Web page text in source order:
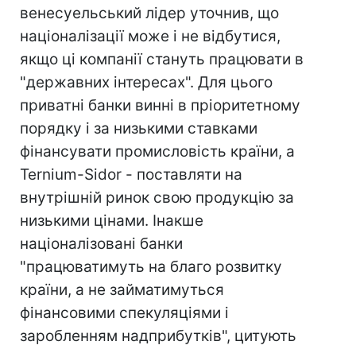
венесуельський лідер уточнив, що
націоналізації може і не відбутися,
якщо ці компанії стануть працювати в
"державних інтересах". Для цього
приватні банки винні в пріоритетному
порядку і за низькими ставками
фінансувати промисловість країни, а
Ternium-Sidor - поставляти на
внутрішній ринок свою продукцію за
низькими цінами. Інакше
націоналізовані банки
"працюватимуть на благо розвитку
країни, а не займатимуться
фінансовими спекуляціями і
заробленням надприбутків", цитують